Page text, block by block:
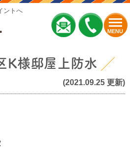
MENU
ントへ
K様邸屋上防水
(2021.09.25 更新)